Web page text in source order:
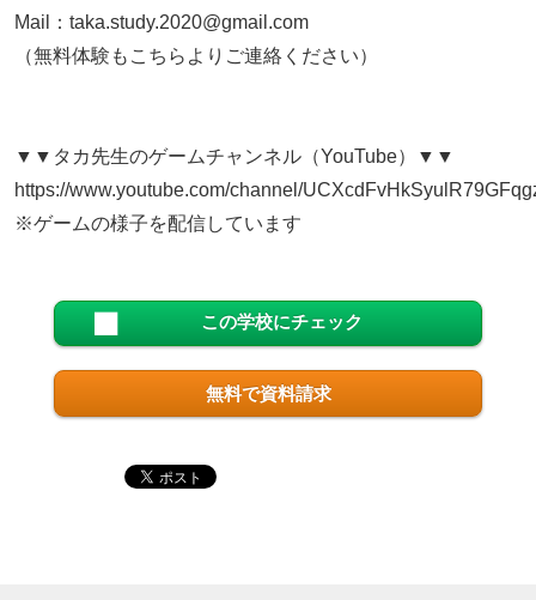
Mail：taka.study.2020@gmail.com
（無料体験もこちらよりご連絡ください）
▼▼タカ先生のゲームチャンネル（YouTube）▼▼
https://www.youtube.com/channel/
※ゲームの様子を配信しています
この学校にチェック
無料で資料請求